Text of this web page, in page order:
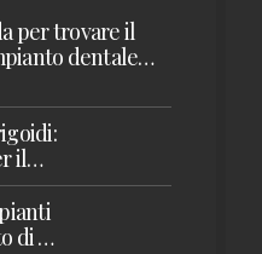
per trovare il
dentale
il
di un